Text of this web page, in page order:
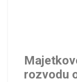
rozvodu